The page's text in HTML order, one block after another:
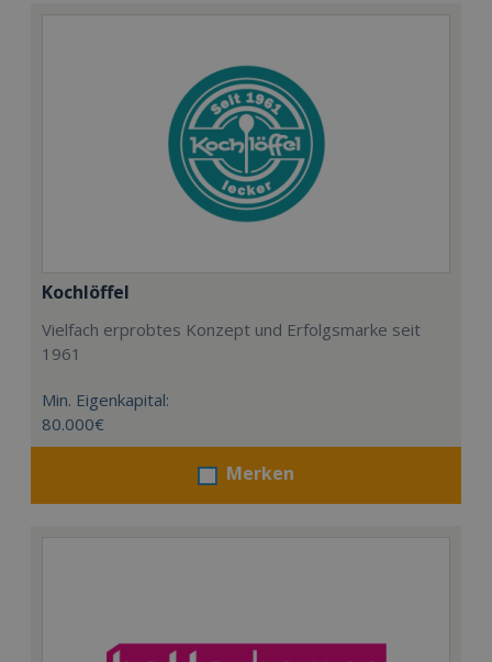
Kochlöffel
Vielfach erprobtes Konzept und Erfolgsmarke seit
1961
Min. Eigenkapital:
80.000€
Merken